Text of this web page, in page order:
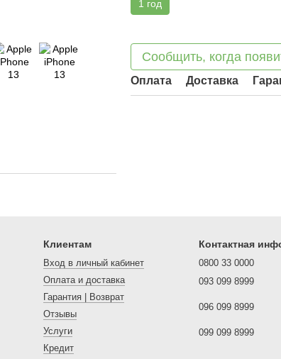
1 год
Сообщить, когда
Оплата Доставка
Клиентам
Вход в личный кабинет
Оплата и доставка
Гарантия | Возврат
Отзывы
Услуги
Кредит
Контактная
0800 33 0000
093 099 8999
096 099 8999
099 099 8999